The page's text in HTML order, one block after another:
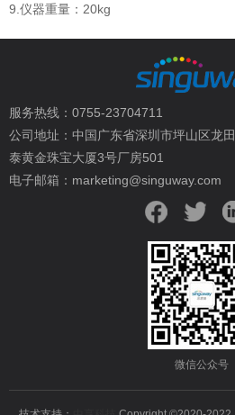
9.仪器重量：20kg
服务热线：0755-23704711
公司地址：中国广东省深圳市坪山区龙
泰黄金珠宝大厦3号厂房501
电子邮箱：marketing@singuway.com
微信公众号